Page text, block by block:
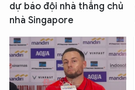
dự báo đội nhà thắng chủ
nhà Singapore